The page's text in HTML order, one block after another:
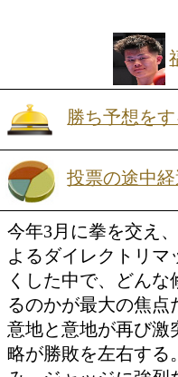
投票の途
2025年東日本S
続ける圧力とパ
ター。昨年12月
る再起戦で、再
する2025年西部
前の手で揺さぶ
込むサウスポー
西新人王経験者
い。激しい主導